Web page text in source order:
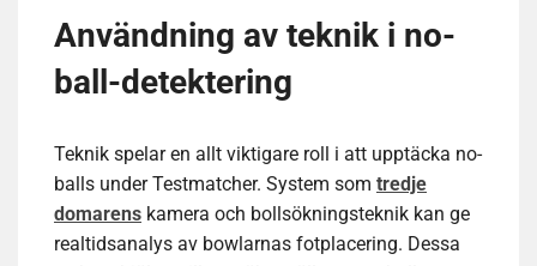
Användning av teknik i no-
ball-detektering
Teknik spelar en allt viktigare roll i att upptäcka no-
balls under Testmatcher. System som tredje
domarens kamera och bollsökningsteknik kan ge
realtidsanalys av bowlarnas fotplacering. Dessa